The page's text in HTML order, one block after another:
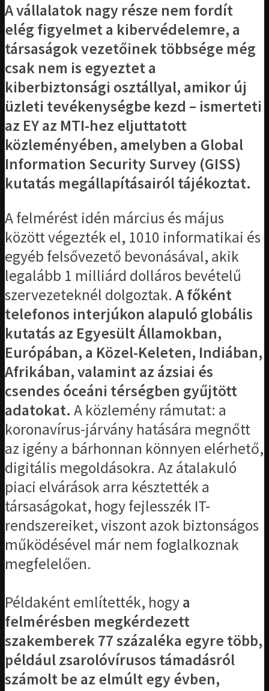
A vállalatok nagy része nem fordít
elég figyelmet a kibervédelemre, a
társaságok vezetőinek többsége még
csak nem is egyeztet a
kiberbiztonsági osztállyal, amikor új
üzleti tevékenységbe kezd – ismerteti
az EY az MTI-hez eljuttatott
közleményében, amelyben a Global
Information Security Survey (GISS)
kutatás megállapításairól tájékoztat.
A felmérést idén március és május
között végezték el, 1010 informatikai és
egyéb felsővezető bevonásával, akik
legalább 1 milliárd dolláros bevételű
szervezeteknél dolgoztak. A főként
telefonos interjúkon alapuló globális
kutatás az Egyesült Államokban,
Európában, a Közel-Keleten, Indiában,
Afrikában, valamint az ázsiai és
csendes óceáni térségben gyűjtött
adatokat. A közlemény rámutat: a
koronavírus-járvány hatására megnőtt
az igény a bárhonnan könnyen elérhető,
digitális megoldásokra. Az átalakuló
piaci elvárások arra késztették a
társaságokat, hogy fejlesszék IT-
rendszereiket, viszont azok biztonságos
működésével már nem foglalkoznak
megfelelően.
Példaként említették, hogya
felmérésben megkérdezett
szakemberek 77 százaléka egyre több,
például zsarolóvírusos támadásról
számolt be az elmúlt egy évben,